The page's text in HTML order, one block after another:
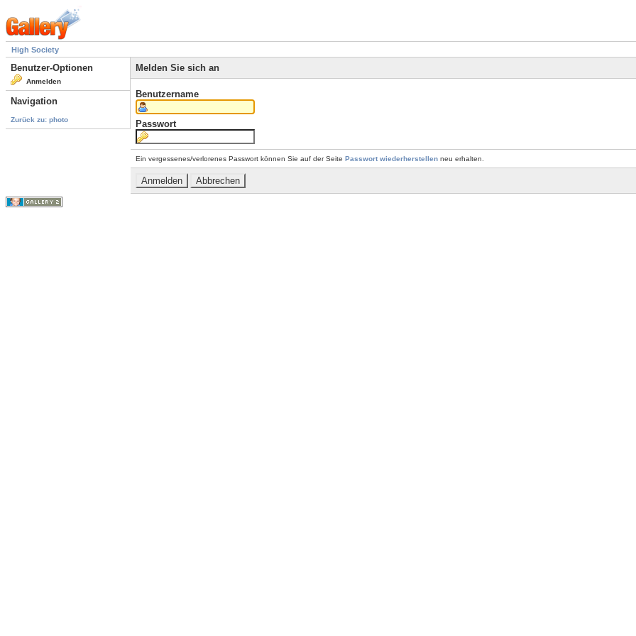
High Society
Benutzer-Optionen
Anmelden
Navigation
Zurück zu: photo
Melden Sie sich an
Benutzername
Passwort
Ein vergessenes/verlorenes Passwort können Sie auf der Seite Passwort wiederherstellen neu erhalten.